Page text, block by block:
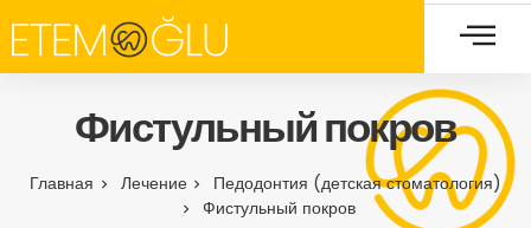
Фистульный покров
Главная Лечение
Педодонтия (детская стоматология)
Фистульный покров